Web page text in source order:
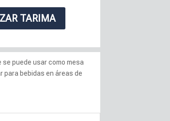
TARIMA
puede usar como mesa
para bebidas en áreas de